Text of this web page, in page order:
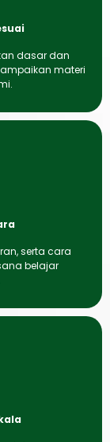
dasar dan
materi
serta cara
belajar